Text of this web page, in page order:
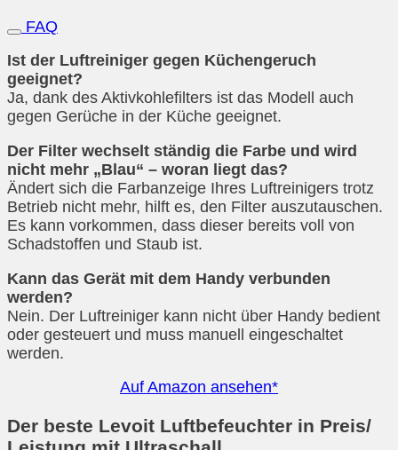
FAQ
Ist der Luftreiniger gegen Küchengeruch
geeignet?
Ja, dank des Aktivkohlefilters ist das Modell auch
gegen Gerüche in der Küche geeignet.
Der Filter wechselt ständig die Farbe und wird
nicht mehr „Blau“ – woran liegt das?
Ändert sich die Farbanzeige Ihres Luftreinigers trotz
Betrieb nicht mehr, hilft es, den Filter auszutauschen.
Es kann vorkommen, dass dieser bereits voll von
Schadstoffen und Staub ist.
Kann das Gerät mit dem Handy verbunden
werden?
Nein. Der Luftreiniger kann nicht über Handy bedient
oder gesteuert und muss manuell eingeschaltet
werden.
Auf Amazon ansehen*
Der beste Levoit Luftbefeuchter in Preis/